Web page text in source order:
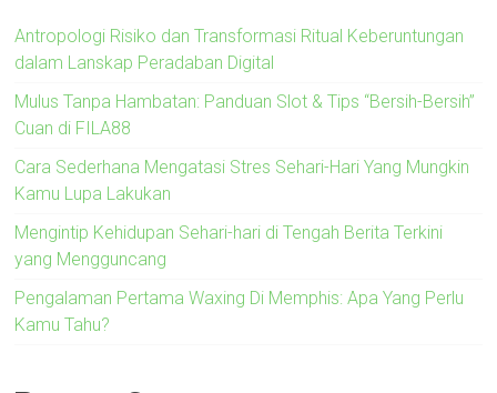
Antropologi Risiko dan Transformasi Ritual Keberuntungan
dalam Lanskap Peradaban Digital
Mulus Tanpa Hambatan: Panduan Slot & Tips “Bersih-Bersih”
Cuan di FILA88
Cara Sederhana Mengatasi Stres Sehari-Hari Yang Mungkin
Kamu Lupa Lakukan
Mengintip Kehidupan Sehari-hari di Tengah Berita Terkini
yang Mengguncang
Pengalaman Pertama Waxing Di Memphis: Apa Yang Perlu
Kamu Tahu?